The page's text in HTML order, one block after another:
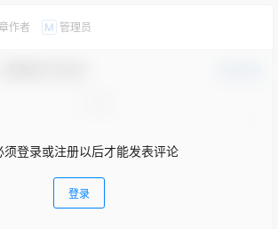
作者 M 管理员
须登录或注册以后才能发表评论
登录